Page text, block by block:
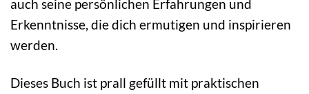
auch seine persönlichen Erfahrungen und
Erkenntnisse, die dich ermutigen und inspirieren
werden.
Dieses Buch ist prall gefüllt mit praktischen